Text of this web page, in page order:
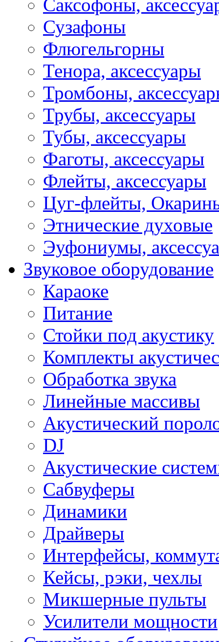
Саксофоны,
Сузафоны
Флюгельгорны
Тенора, аксессуары
Тромбоны,
Трубы, аксессуары
Тубы, аксессуары
Фаготы, аксессуары
Флейты, аксессуары
Цуг-флейты,
Этнические духовые
Эуфониумы,
Звуковое оборудование
Караоке
Питание
Стойки под акустику
Комплекты
Обработка звука
Линейные массивы
Акустический
DJ
Акустические
Сабвуферы
Динамики
Драйверы
Интерфейсы,
Кейсы, рэки, чехлы
Микшерные пульты
Усилители мощности